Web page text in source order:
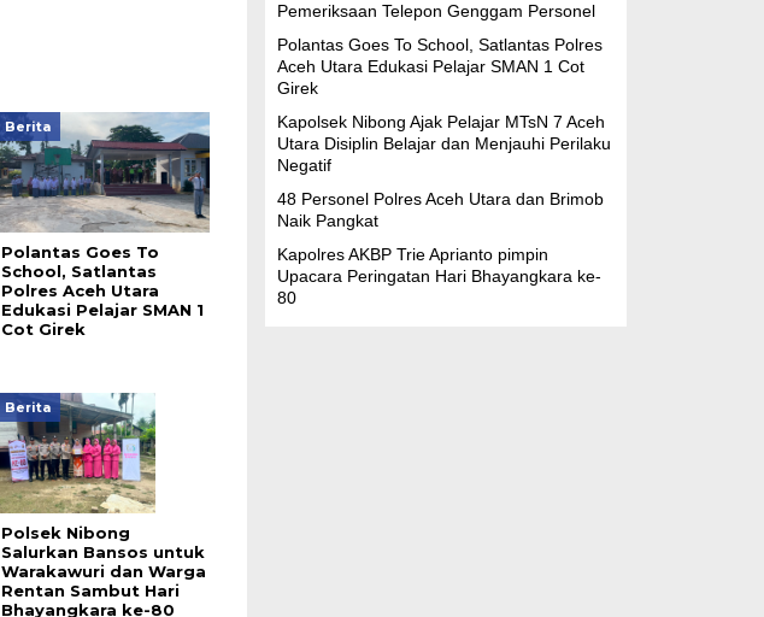
Berita
Polantas Goes To
School, Satlantas
Polres Aceh Utara
Edukasi Pelajar SMAN 1
Cot Girek
Berita
Polsek Nibong
Salurkan Bansos untuk
Warakawuri dan Warga
Rentan Sambut Hari
Bhayangkara ke-80
Pemeriksaan Telepon Genggam Personel
Polantas Goes To School, Satlantas Polres
Aceh Utara Edukasi Pelajar SMAN 1 Cot
Girek
Kapolsek Nibong Ajak Pelajar MTsN 7 Aceh
Utara Disiplin Belajar dan Menjauhi Perilaku
Negatif
48 Personel Polres Aceh Utara dan Brimob
Naik Pangkat
Kapolres AKBP Trie Aprianto pimpin
Upacara Peringatan Hari Bhayangkara ke-
80